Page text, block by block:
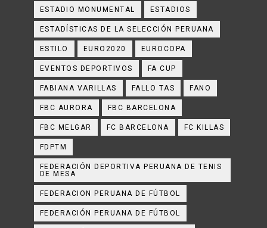
ESTADIO MONUMENTAL ESTADIOS
ESTADÍSTICAS DE LA SELECCIÓN PERUANA
ESTILO EURO2020 EUROCOPA
EVENTOS DEPORTIVOS FA CUP
FABIANA VARILLAS FALLO TAS FANO
FBC AURORA FBC BARCELONA
FBC MELGAR FC BARCELONA FC KILLAS
FDPTM
FEDERACIÓN DEPORTIVA PERUANA DE TENIS
DE MESA
FEDERACION PERUANA DE FÚTBOL
FEDERACIÓN PERUANA DE FÚTBOL